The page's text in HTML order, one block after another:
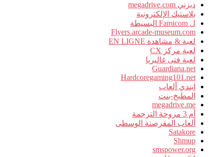
ديزني megadrive.com
بلاستيك الإلكترونية
ل Famicom البسيطة
Flyers.arcade-museum.com
لعبة & مشاهدة EN LIGNE
لعبة مركز CX
لعبة فتى غاليريا
Guardiana.net
Hardcoregaming101.net
إيندي ألعاب
المطبخ-بنت
megadrive.me
أم 3 مروحة الترجمة
ألعاب المقرصنة الوسطى
Satakore
Shmup
smspower.org